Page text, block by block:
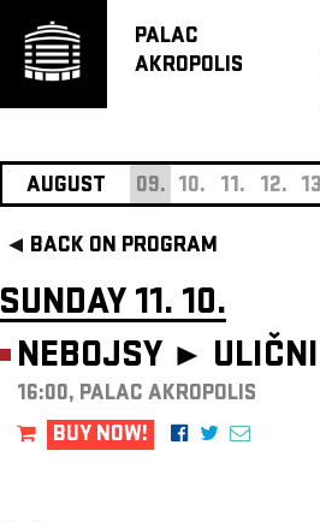
PALAC
AKROPOLIS
AUGUST 09. 10. 11. 12.
BACK ON PROGRAM
SUNDAY 11. 10.
NEBOJSY ►
16:00, PALAC AKROPOLIS
BUY NOW!